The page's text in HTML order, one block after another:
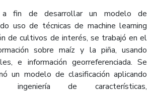
fin de desarrollar un modelo de
uso de técnicas de machine learning
de cultivos de interés, se trabajó en el
sobre maíz y la piña, usando
e información georreferenciada. Se
un modelo de clasificación aplicando
ingeniería de características,